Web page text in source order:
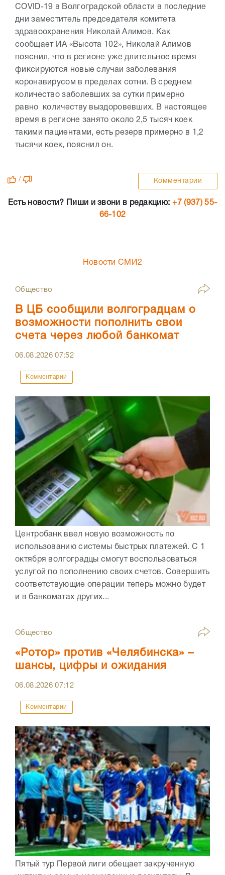
COVID-19 в Волгоградской области в последние
дни заместитель председателя комитета
здравоохранения Николай Алимов. Как
сообщает ИА «Высота 102», Николай Алимов
пояснил, что в регионе уже длительное время
фиксируются новые случаи заболевания
коронавирусом в пределах сотни. В среднем
количество заболевших за сутки примерно
равно количеству выздоровевших. В настоящее
время в регионе занято около 2,5 тысяч коек
такими пациентами, есть резерв примерно в 1,2
тысячи коек, пояснил он.
/ Комментарии
Есть новости? Пиши и звони в редакцию: +7 (937) 55-
66-102
Новости СМИ2
Общество
В ЦБ сообщили волгоградцам о
возможности пополнить свои
счета через любой банкомат
06.08.202607:52
Комментарии
Центробанк ввел новую возможность по
использованию системы быстрых платежей. С 1
октября волгоградцы смогут воспользоваться
услугой по пополнению своих счетов. Совершить
соответствующие операции теперь можно будет
и в банкоматах других...
Общество
«Ротор» против «Челябинска» –
шансы, цифры и ожидания
06.08.202607:12
Комментарии
Пятый тур Первой лиги обещает закрученную